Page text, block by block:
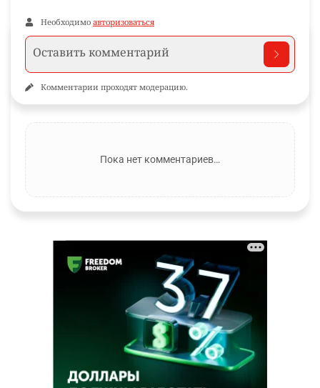
Необходимо авторизоваться
Комментарии проходят модерацию.
Пока нет комментариев…